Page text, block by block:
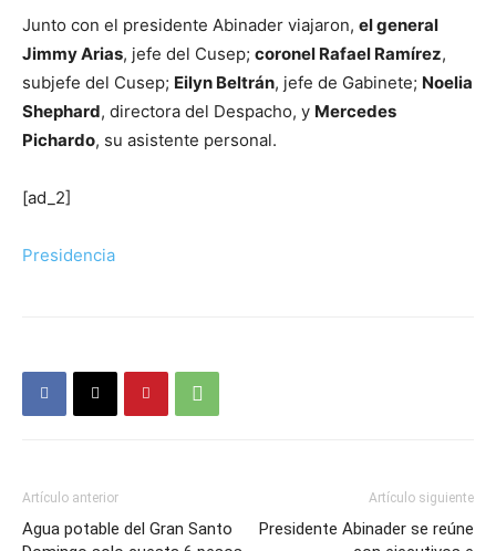
Junto con el presidente Abinader viajaron, el general
Jimmy Arias, jefe del Cusep; coronel Rafael Ramírez,
subjefe del Cusep; Eilyn Beltrán, jefe de Gabinete; Noelia
Shephard, directora del Despacho, y Mercedes
Pichardo, su asistente personal.
[ad_2]
Presidencia
Artículo anterior
Agua potable del Gran Santo
Artículo siguiente
Presidente Abinader se reúne